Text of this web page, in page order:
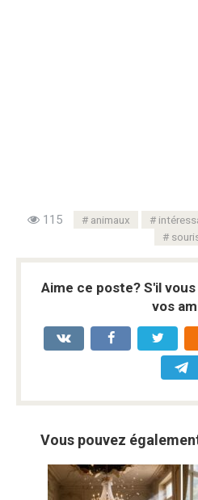
115 animaux
Aime ce poste? S'il
vos
Vous pouvez